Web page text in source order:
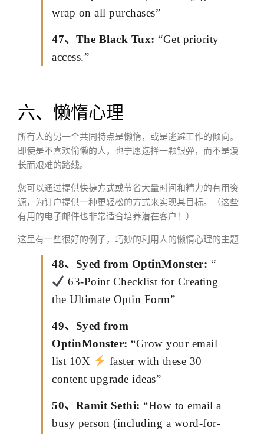
wrap on all purchases”
47、The Black Tux: “Get priority
access.”
六、懒惰心理
所有人的另一个共同特点是懒惰，或是逃避工作的倾向。
即使是不喜欢偷懒的人，也宁愿选择一颗银弹，而不是漫
长而艰难的路线。
您可以通过提供快捷方式或节省大量时间和精力的有用资
源，为订户提供一种更轻松的方式来实现其目标。（这些
有用的电子邮件也非常适合培养潜在客户！）
这里有一些很好的例子，巧妙的利用人的懒惰心理的主题…
48、Syed from OptinMonster: “
63-Point Checklist for Creating
the Ultimate Optin Form”
49、Syed from
OptinMonster: “Grow your email
list 10X
faster with these 30
content upgrade ideas”
50、Ramit Sethi: “How to email a
busy person (including a word-for-